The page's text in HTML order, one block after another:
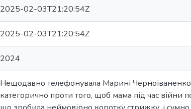
2025-02-03T21:20:54Z
2025-02-03T21:20:54Z
2024
Нещодавно телефонувала Марині
категорично проти того, щоб мама під час